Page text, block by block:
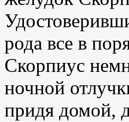
рода все в
Скорпиус
ночной
придя домой,